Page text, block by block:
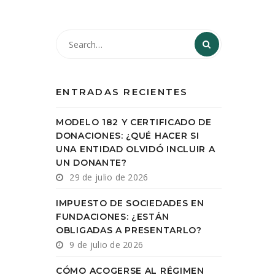
ENTRADAS RECIENTES
MODELO 182 Y CERTIFICADO DE
DONACIONES: ¿QUÉ HACER SI
UNA ENTIDAD OLVIDÓ INCLUIR A
UN DONANTE?
29 de julio de 2026
IMPUESTO DE SOCIEDADES EN
FUNDACIONES: ¿ESTÁN
OBLIGADAS A PRESENTARLO?
9 de julio de 2026
CÓMO ACOGERSE AL RÉGIMEN